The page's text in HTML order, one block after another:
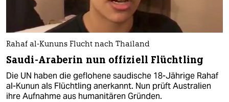
Rahaf al-Kununs Flucht nach Thailand
Saudi-Araberin nun offiziell Flüchtling
Die UN haben die geflohene saudische 18-Jährige Rahaf
al-Kunun als Flüchtling anerkannt. Nun prüft Australien
ihre Aufnahme aus humanitären Gründen.